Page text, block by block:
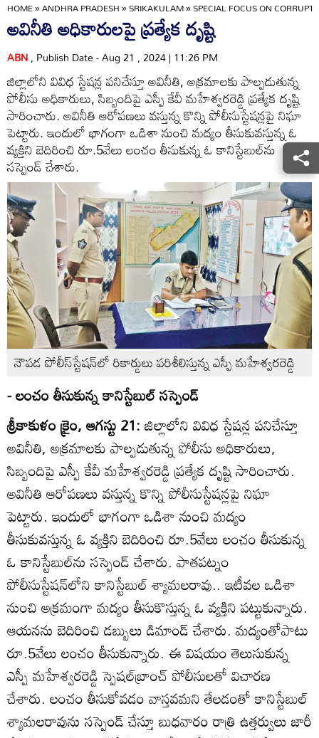
HOME»ANDHRA PRADESH»SRIKAKULAM»SPECIAL FOCUS ON CORRUPT
అవినీతి అధికారులపై ప్రత్యేక దృష్టి
ABN, Publish Date - Aug 21 , 2024 | 11:26 PM
జిల్లాలోని వివిధ స్టేషన్ల పనిచేస్తూ అవినీతి, అక్రమాలకు పాల్పడుతున్న
పోలీసు అధికారులు, సిబ్బందిపై ఎస్పీ కేవీ మహేశ్వరరెడ్డి ప్రత్యేక దృష్టి
సారించారు. అవినీతి ఆరోపణలు వస్తున్న కొన్ని పోలీసుస్టేషన్లపై నిఘా
పెట్టారు. ఇందులో భాగంగా ఒడిశా నుంచి మద్యం తీసుకువస్తున్న ఓ
వ్యక్తిని బెదిరించి రూ.5వేలు లంచం తీసుకున్న ఓ కానిస్టేబుల్‌ను
సస్పెండ్‌ చేశారు.
నౌపడ పోలీస్‌స్టేషన్‌లో రికార్డులు పరిశీలిస్తున్న ఎస్పీ మహేశ్వరరెడ్డి
- లంచం తీసుకున్న కానిస్టేబుల్‌ సస్పెండ్‌
శ్రీకాకుళం క్రైం, ఆగస్టు 21:జిల్లాలోని వివిధ స్టేషన్ల పనిచేస్తూ
అవినీతి, అక్రమాలకు పాల్పడుతున్న పోలీసు అధికారులు,
సిబ్బందిపై ఎస్పీ కేవీ మహేశ్వరరెడ్డి ప్రత్యేక దృష్టి సారించారు.
అవినీతి ఆరోపణలు వస్తున్న కొన్ని పోలీసుస్టేషన్లపై నిఘా
పెట్టారు. ఇందులో భాగంగా ఒడిశా నుంచి మద్యం
తీసుకువస్తున్న ఓ వ్యక్తిని బెదిరించి రూ.5వేలు లంచం తీసుకున్న
ఓ కానిస్టేబుల్‌ను సస్పెండ్‌ చేశారు. పాతపట్నం
పోలీసుస్టేషన్‌లోని కానిస్టేబుల్‌ శ్యామలరావు.. ఇటీవల ఒడిశా
నుంచి అక్రమంగా మద్యం తీసుకొస్తున్న ఓ వ్యక్తిని పట్టుకున్నారు.
ఆయనను బెదిరించి డబ్బులు డిమాండ్‌ చేశారు. మద్యంతోపాటు
రూ.5వేలు లంచం తీసుకున్నారు. ఈ విషయం తెలుసుకున్న
ఎస్పీ మహేశ్వరరెడ్డి స్పెషల్‌బ్రాంచ్‌ పోలీసులతో విచారణ
చేశారు. లంచం తీసుకోవడం వాస్తవమని తేలడంతో కానిస్టేబుల్‌
శ్యామలరావును సస్పెండ్‌ చేస్తూ బుధవారం రాత్రి ఉత్తర్వులు జారీ